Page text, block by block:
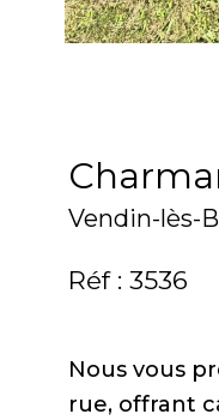
Vendin-lès-
Réf : 3536
Nous vous
rue, offrant